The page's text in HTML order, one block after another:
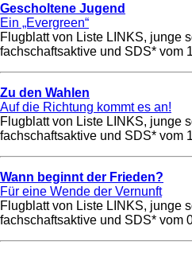
Gescholtene Jugend
Ein „Evergreen“
Flugblatt von Liste LINKS, junge
fachschaftsaktive und SDS* vom
Zu den Wahlen
Auf die Richtung kommt es an!
Flugblatt von Liste LINKS, junge
fachschaftsaktive und SDS* vom
Wann beginnt der Frieden?
Für eine Wende der Vernunft
Flugblatt von Liste LINKS, junge
fachschaftsaktive und SDS* vom